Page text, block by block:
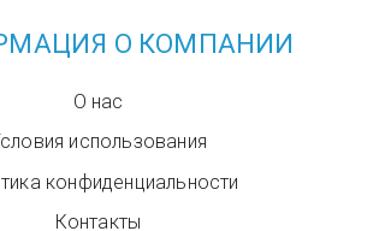
О КОМПАНИИ
О нас
использования
конфиденциальности
Контакты